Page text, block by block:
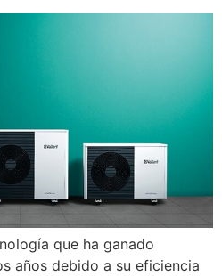
que ha ganado
años debido a su eficiencia